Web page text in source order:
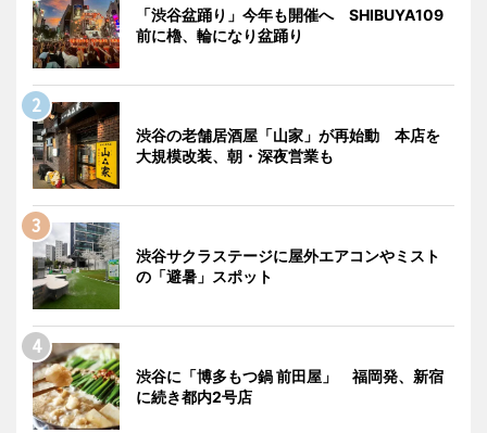
「渋谷盆踊り」今年も開催へ SHIBUYA109
前に櫓、輪になり盆踊り
渋谷の老舗居酒屋「山家」が再始動 本店を
大規模改装、朝・深夜営業も
渋谷サクラステージに屋外エアコンやミスト
の「避暑」スポット
渋谷に「博多もつ鍋 前田屋」 福岡発、新宿
に続き都内2号店